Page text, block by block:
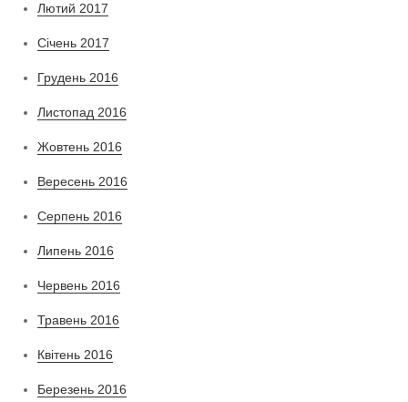
Лютий 2017
Січень 2017
Грудень 2016
Листопад 2016
Жовтень 2016
Вересень 2016
Серпень 2016
Липень 2016
Червень 2016
Травень 2016
Квітень 2016
Березень 2016